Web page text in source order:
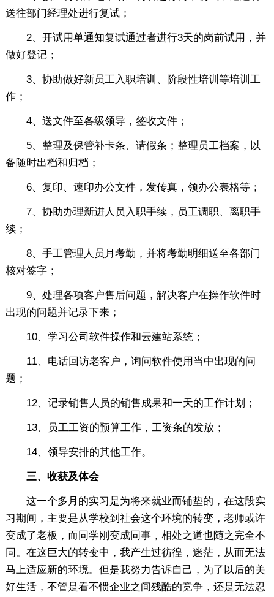
送往部门经理处进行复试；
2、开试用单通知复试通过者进行3天的岗前试用，并
做好登记；
3、协助做好新员工入职培训、阶段性培训等培训工
作；
4、送文件至各级领导，签收文件；
5、整理及保管补卡条、请假条；整理员工档案，以
备随时出档和归档；
6、复印、速印办公文件，发传真，领办公表格等；
7、协助办理新进人员入职手续，员工调职、离职手
续；
8、手工管理人员月考勤，并将考勤明细送至各部门
核对签字；
9、处理各项客户售后问题，解决客户在操作软件时
出现的问题并记录下来；
10、学习公司软件操作和云建站系统；
11、电话回访老客户，询问软件使用当中出现的问
题；
12、记录销售人员的销售成果和一天的工作计划；
13、员工工资的预算工作，工资条的发放；
14、领导安排的其他工作。
三、收获及体会
这一个多月的实习是为将来就业而铺垫的，在这段实
习期间，主要是从学校到社会这个环境的转变，老师或许
变成了老板，而同学刚变成同事，相处之道也随之完全不
同。在这巨大的转变中，我产生过彷徨，迷茫，从而无法
马上适应新的环境。但是我努力告诉自己，为了以后的美
好生活，不管是看不惯企业之间残酷的竞争，还是无法忍